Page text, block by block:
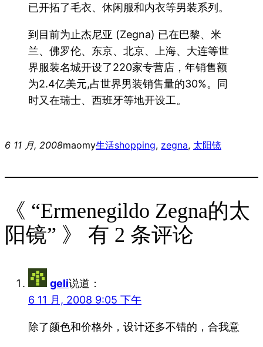
已开拓了毛衣、休闲服和内衣等男装系列。
到目前为止杰尼亚 (Zegna) 已在巴黎、米
兰、佛罗伦、东京、北京、上海、大连等世
界服装名城开设了220家专营店，年销售额
为2.4亿美元,占世界男装销售量的30%。同
时又在瑞士、西班牙等地开设工。
6 11 月, 2008maomy生活shopping, zegna, 太阳镜
《 “Ermenegildo Zegna的太
阳镜” 》 有 2 条评论
geli说道：
6 11 月, 2008 9:05 下午
除了颜色和价格外，设计还多不错的，合我意